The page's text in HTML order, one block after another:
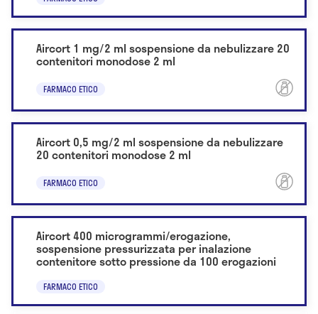
Aircort 1 mg/2 ml sospensione da nebulizzare 20
contenitori monodose 2 ml
FARMACO ETICO
Aircort 0,5 mg/2 ml sospensione da nebulizzare
20 contenitori monodose 2 ml
FARMACO ETICO
Aircort 400 microgrammi/erogazione,
sospensione pressurizzata per inalazione
contenitore sotto pressione da 100 erogazioni
FARMACO ETICO